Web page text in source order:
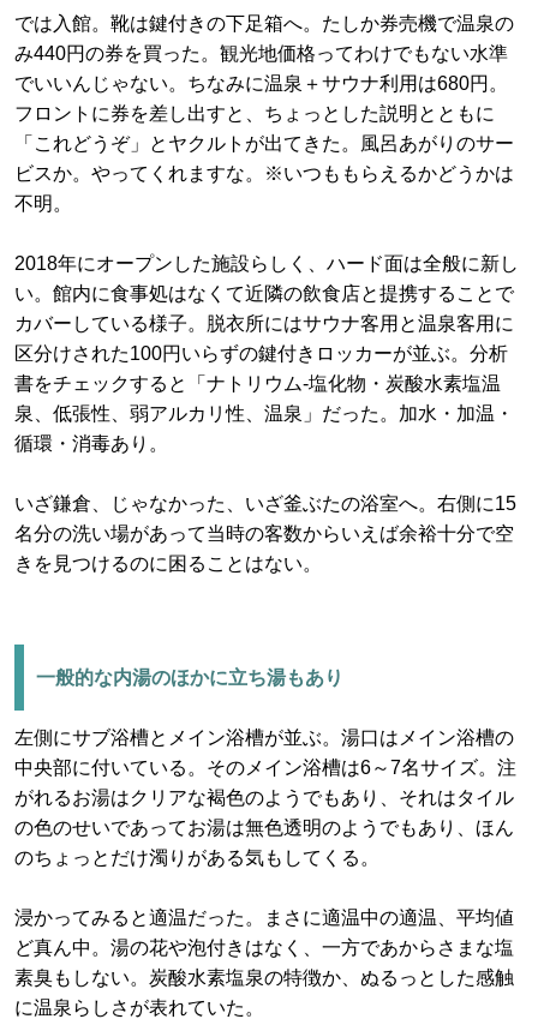
では入館。靴は鍵付きの下足箱へ。たしか券売機で温泉の
み440円の券を買った。観光地価格ってわけでもない水準
でいいんじゃない。ちなみに温泉＋サウナ利用は680円。
フロントに券を差し出すと、ちょっとした説明とともに
「これどうぞ」とヤクルトが出てきた。風呂あがりのサー
ビスか。やってくれますな。※いつももらえるかどうかは
不明。
2018年にオープンした施設らしく、ハード面は全般に新し
い。館内に食事処はなくて近隣の飲食店と提携することで
カバーしている様子。脱衣所にはサウナ客用と温泉客用に
区分けされた100円いらずの鍵付きロッカーが並ぶ。分析
書をチェックすると「ナトリウム-塩化物・炭酸水素塩温
泉、低張性、弱アルカリ性、温泉」だった。加水・加温・
循環・消毒あり。
いざ鎌倉、じゃなかった、いざ釜ぶたの浴室へ。右側に15
名分の洗い場があって当時の客数からいえば余裕十分で空
きを見つけるのに困ることはない。
一般的な内湯のほかに立ち湯もあり
左側にサブ浴槽とメイン浴槽が並ぶ。湯口はメイン浴槽の
中央部に付いている。そのメイン浴槽は6～7名サイズ。注
がれるお湯はクリアな褐色のようでもあり、それはタイル
の色のせいであってお湯は無色透明のようでもあり、ほん
のちょっとだけ濁りがある気もしてくる。
浸かってみると適温だった。まさに適温中の適温、平均値
ど真ん中。湯の花や泡付きはなく、一方であからさまな塩
素臭もしない。炭酸水素塩泉の特徴か、ぬるっとした感触
に温泉らしさが表れていた。